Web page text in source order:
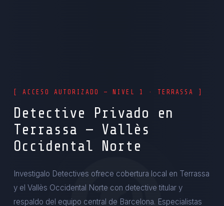
[ ACCESO AUTORIZADO — NIVEL 1 · TERRASSA ]
Detective Privado en
Terrassa — Vallès
Occidental Norte
Investigalo Detectives ofrece cobertura local en Terrassa
y el Vallès Occidental Norte con detective titular y
respaldo del equipo central de Barcelona. Especialistas